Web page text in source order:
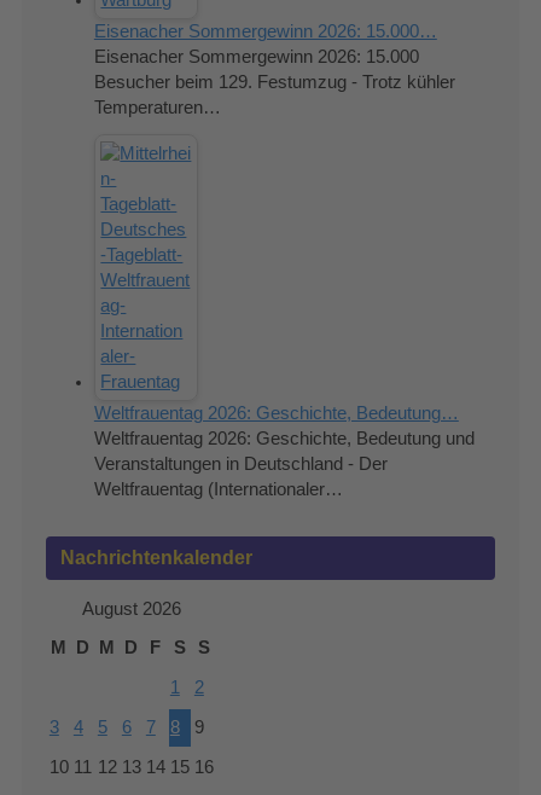
Eisenacher Sommergewinn 2026: 15.000…
Eisenacher Sommergewinn 2026: 15.000
Besucher beim 129. Festumzug - Trotz kühler
Temperaturen…
Weltfrauentag 2026: Geschichte, Bedeutung…
Weltfrauentag 2026: Geschichte, Bedeutung und
Veranstaltungen in Deutschland - Der
Weltfrauentag (Internationaler…
Nachrichtenkalender
August 2026
M
D M D F S S
1 2
3 4 5 6 7 8 9
10 11 12 13 14 15 16